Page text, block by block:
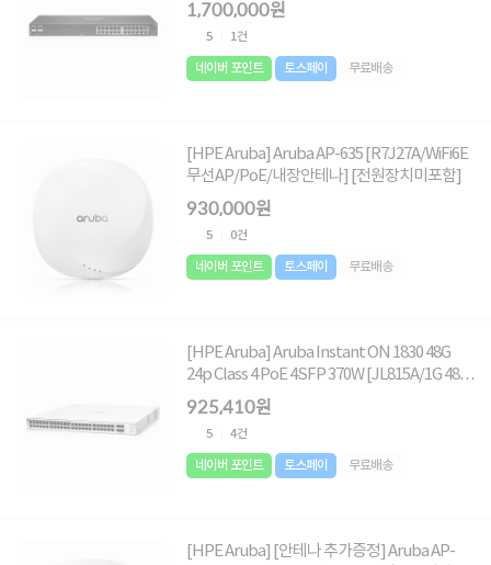
1,700,000원
5 1건
네이버 포인트 토스페이 무료배송
[HPE Aruba] Aruba AP-635 [R7J27A/WiFi6E
무선AP/PoE/내장안테나] [전원장치미포함]
930,000원
5 0건
네이버 포인트 토스페이 무료배송
[HPE Aruba] Aruba Instant ON 1830 48G
24p Class 4 PoE 4SFP 370W [JL815A/1G 48포
트+4포트 SFP/PoE+]
925,410원
5 4건
네이버 포인트 토스페이 무료배송
[HPE Aruba] [안테나 추가증정] Aruba AP-